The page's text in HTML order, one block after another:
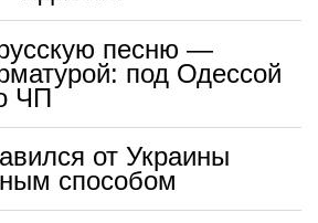
песню —
под Одессой
ЧП
от Украины
способом